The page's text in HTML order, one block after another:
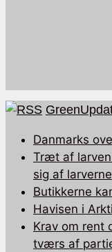
Danmarks
Træt af
sig af larverne
Butikkerne
Havisen i
Krav om rent
tværs af